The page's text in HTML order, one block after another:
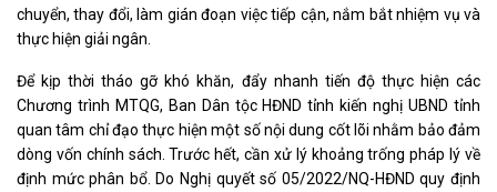
chuyển, thay đổi, làm gián đoạn việc tiếp cận, nắm bắt nhiệm vụ và
thực hiện giải ngân.
Để kịp thời tháo gỡ khó khăn, đẩy nhanh tiến độ thực hiện các
Chương trình MTQG, Ban Dân tộc HĐND tỉnh kiến nghị UBND tỉnh
quan tâm chỉ đạo thực hiện một số nội dung cốt lõi nhằm bảo đảm
dòng vốn chính sách. Trước hết, cần xử lý khoảng trống pháp lý về
định mức phân bổ. Do Nghị quyết số 05/2022/NQ-HĐND quy định